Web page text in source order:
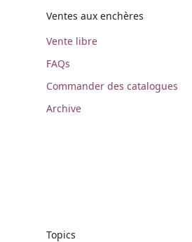
Ventes aux enchères
Vente libre
FAQs
Commander des catalogues
Archive
Topics